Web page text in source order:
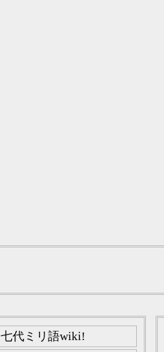
七代ミリ語wiki!